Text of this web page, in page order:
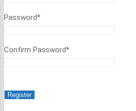
Password*
Confirm Password*